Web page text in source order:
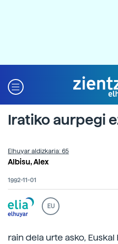
Iratiko aurpegi
Elhuyar aldizkaria: 65
Albisu, Alex
1992-11-01
EU
rain dela urte asko,